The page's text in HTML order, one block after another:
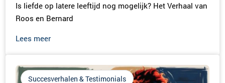
Is liefde op latere leeftijd nog mogelijk? Het Verhaal van
Roos en Bernard
Lees meer
Succesverhalen & Testimonials